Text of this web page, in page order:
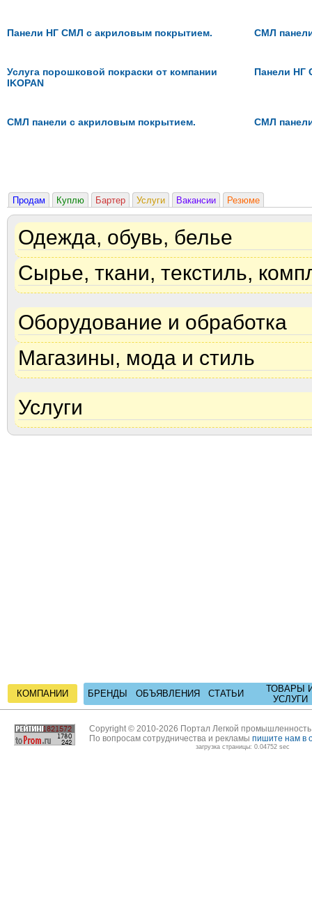
Панели НГ СМЛ с акриловым покрытием. СМЛ
Услуга порошковой покраски от компании
IKOPAN
Панели НГ
СМЛ панели с акриловым покрытием. СМЛ
Продам Куплю Бартер Услуги Вакансии Резюме
Одежда, обувь, белье
Сырье, ткани, текстиль,
Оборудование и обработка
Магазины, мода и стиль
Услуги
КОМПАНИИ БРЕНДЫ ОБЪЯВЛЕНИЯ СТАТЬИ
ТОВАРЫ
УСЛУГИ
Copyright © 2010-2026 Портал Легкой
По вопросам сотрудничества и рекламы пишите нам в
загрузка страницы: 0.04752 sec